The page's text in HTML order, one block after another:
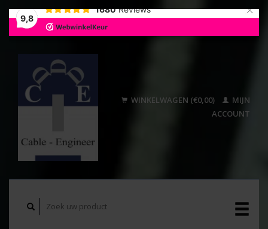
9,8
1680 Reviews ×
WINKELWAGEN (€0,00)
MIJN
ACCOUNT